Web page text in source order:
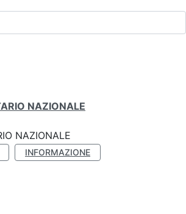
NAZIONALE
NAZIONALE
INFORMAZIONE